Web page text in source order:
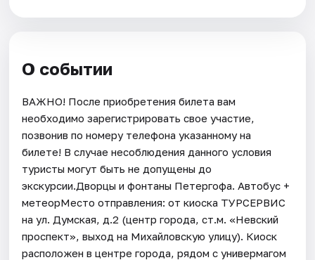
О событии
ВАЖНО! После приобретения билета вам
необходимо зарегистрировать свое участие,
позвонив по номеру телефона указанному на
билете! В случае несоблюдения данного условия
туристы могут быть не допущены до
экскурсии.Дворцы и фонтаны Петергофа. Автобус +
метеорМесто отправления: от киоска ТУРСЕРВИС
на ул. Думская, д.2 (центр города, ст.м. «Невский
проспект», выход на Михайловскую улицу). Киоск
расположен в центре города, рядом с универмагом